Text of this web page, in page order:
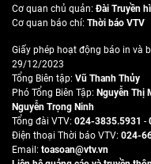
Cơ quan chủ quản:Đài Truyền
Cơ quan báo chí: Thời báo VTV
Giấy phép hoạt động báo in và
29/12/2023
Tổng Biên tập: Vũ Thanh Thủy
Phó Tổng Biên Tập: Nguyễn Thị
Nguyễn Trọng Ninh
Tổng đài VTV: 024-3835.5931 -
Ðiện thoại Thời báo VTV: 024-
Email: toasoan@vtv.vn